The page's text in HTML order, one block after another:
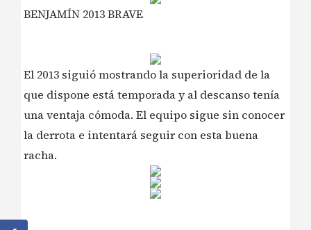
BENJAMÍN 2013 BRAVE
El 2013 siguió mostrando la superioridad de la
que dispone está temporada y al descanso tenía
una ventaja cómoda. El equipo sigue sin conocer
la derrota e intentará seguir con esta buena
racha.